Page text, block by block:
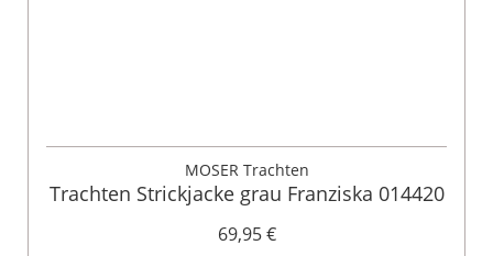
MOSER Trachten
Trachten Strickjacke grau Franziska 014420
69,95 €